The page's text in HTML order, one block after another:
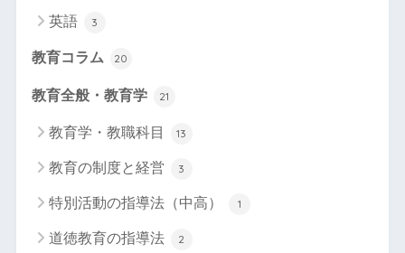
英語 3
教育コラム 20
教育全般・教育学 21
教育学・教職科目 13
教育の制度と経営 3
特別活動の指導法（中高） 1
道徳教育の指導法 2